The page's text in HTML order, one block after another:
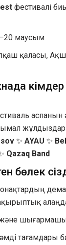
фестивалі
маусым
қаласы,
кімдер
аспанын
✨ AYAU ✨
Qazaq Band
бөлек
тағамдары